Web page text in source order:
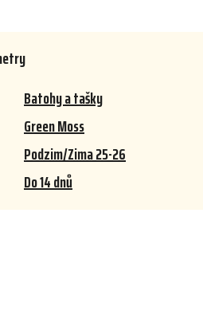
Batohy a tašky
Green Moss
Podzim/Zima 25-26
Do 14 dnů